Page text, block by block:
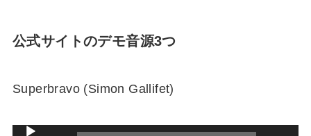
公式サイトのデモ音源3つ
Superbravo (Simon Gallifet)